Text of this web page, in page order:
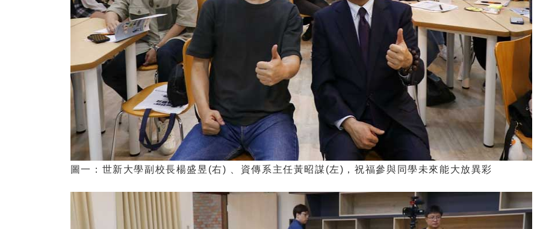
圖一：世新大學副校長楊盛昱(右) 、資傳系主任黃昭謀(左)，祝福參與同學未來能大放異彩